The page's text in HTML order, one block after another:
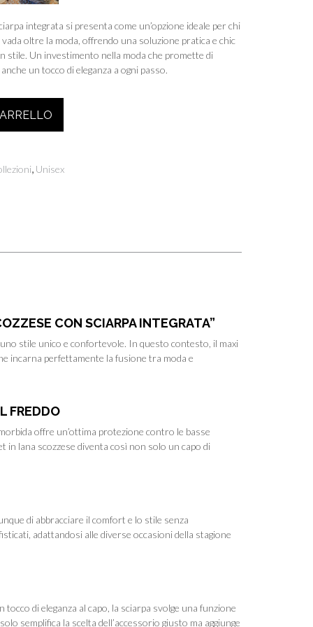
integrata si presenta come un’opzione ideale per chi
vada oltre la moda, offrendo una soluzione pratica e chic
stile. Un investimento nella moda che promette di
un tocco di eleganza a ogni passo.
, Unisex
CON SCIARPA INTEGRATA”
stile unico e confortevole. In questo contesto, il maxi
incarna perfettamente la fusione tra moda e
FREDDO
offre un’ottima protezione contro le basse
lana scozzese diventa così non solo un capo di
di abbracciare il comfort e lo stile senza
adattandosi alle diverse occasioni della stagione
di eleganza al capo, la sciarpa svolge una funzione
semplifica la scelta dell’accessorio giusto ma aggiunge